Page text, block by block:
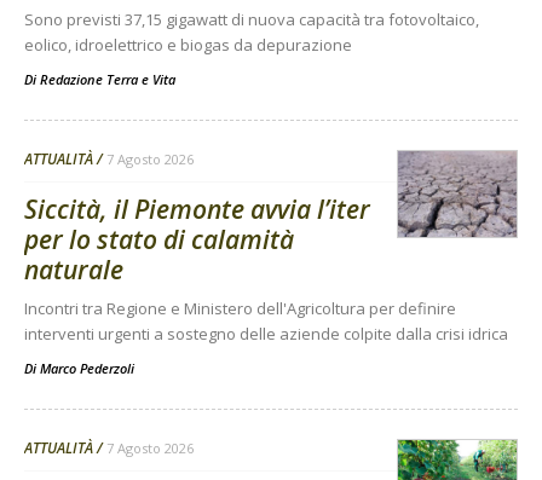
Sono previsti 37,15 gigawatt di nuova capacità tra fotovoltaico,
eolico, idroelettrico e biogas da depurazione
Di Redazione Terra e Vita
ATTUALITÀ 7 Agosto 2026
Siccità, il Piemonte avvia l’iter
per lo stato di calamità
naturale
Incontri tra Regione e Ministero dell'Agricoltura per definire
interventi urgenti a sostegno delle aziende colpite dalla crisi idrica
Di Marco Pederzoli
ATTUALITÀ 7 Agosto 2026